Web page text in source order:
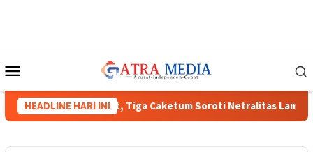
Mobile
HEADLINE HARI INI
XVIII Menguat, Tiga Caketum Soroti Netralitas Lampung